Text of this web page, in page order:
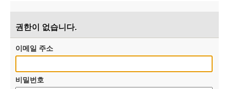
권한이 없습니다.
이메일 주소
비밀번호